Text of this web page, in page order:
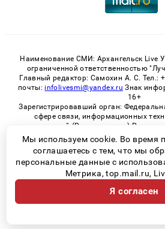
Наименование СМИ: Архангельск Live
ограниченной ответственностью
Главный редактор: Самохин А. С. Тел.:
почты: infolivesmi@yandex.ru Знак
16+
Зарегистрировавший орган:
сфере связи, информационных
коммуникаций (Роскомнадзор)
№ ФС 77 - 82533 от
© 2026 «Архангельск Live» | Все
Возрастная категория
Политика
Мы используем cookie. Во время
соглашаетесь с тем, что мы
персональные данные с
Метрика, top.mail.ru,
Я согласен